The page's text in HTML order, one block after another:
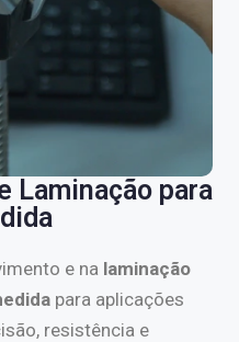
Laminação para
e na laminação
para aplicações
resistência e